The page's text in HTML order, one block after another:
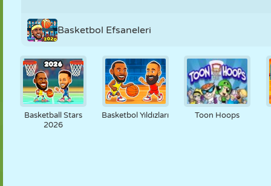
Basketbol Efsaneleri
Basketball Stars
2026
Basketbol Yıldızları Toon Hoops